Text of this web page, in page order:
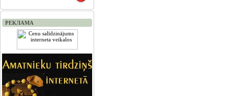
РЕКЛАМА